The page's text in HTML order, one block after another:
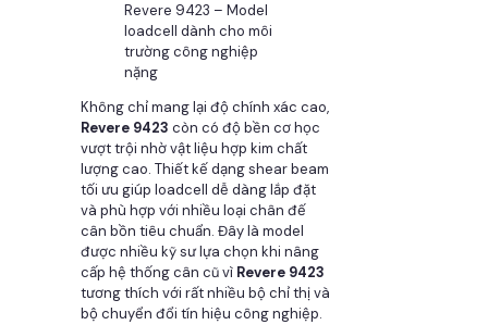
Revere 9423 – Model
loadcell dành cho môi
trường công nghiệp
nặng
Không chỉ mang lại độ chính xác cao,
Revere 9423 còn có độ bền cơ học
vượt trội nhờ vật liệu hợp kim chất
lượng cao. Thiết kế dạng shear beam
tối ưu giúp loadcell dễ dàng lắp đặt
và phù hợp với nhiều loại chân đế
cân bồn tiêu chuẩn. Đây là model
được nhiều kỹ sư lựa chọn khi nâng
cấp hệ thống cân cũ vì Revere 9423
tương thích với rất nhiều bộ chỉ thị và
bộ chuyển đổi tín hiệu công nghiệp.